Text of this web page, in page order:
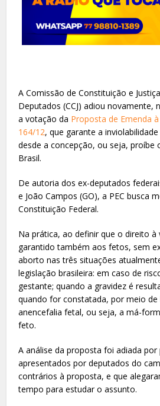
A Comissão de Constituição e
Deputados (CCJ) adiou novamente,
a votação da Proposta de Emenda
164/12, que garante a
desde a concepção, ou seja, proíbe
Brasil.
De autoria dos ex-deputados
e João Campos (GO), a PEC busca
Constituição Federal.
Na prática, ao definir que o direito à
garantido também aos fetos, sem
aborto nas três situações
legislação brasileira: em caso de
gestante; quando a gravidez é
quando for constatada, por meio de
anencefalia fetal, ou seja, a má-
feto.
A análise da proposta foi adiada por
apresentados por deputados do
contrários à proposta, e que
tempo para estudar o assunto.